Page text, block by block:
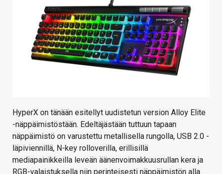
HyperX on tänään esitellyt uudistetun version Alloy Elite
-näppäimistöstään. Edeltäjästään tuttuun tapaan
näppäimistö on varustettu metallisella rungolla, USB 2.0 -
läpiviennillä, N-key rolloverilla, erillisillä
mediapainikkeilla leveän äänenvoimakkuusrullan kera ja
RGB-valaistuksella niin perinteisesti näppäimistön alla